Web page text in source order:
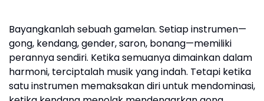
Bayangkanlah sebuah gamelan. Setiap instrumen—
gong, kendang, gender, saron, bonang—memiliki
perannya sendiri. Ketika semuanya dimainkan dalam
harmoni, terciptalah musik yang indah. Tetapi ketika
satu instrumen memaksakan diri untuk mendominasi,